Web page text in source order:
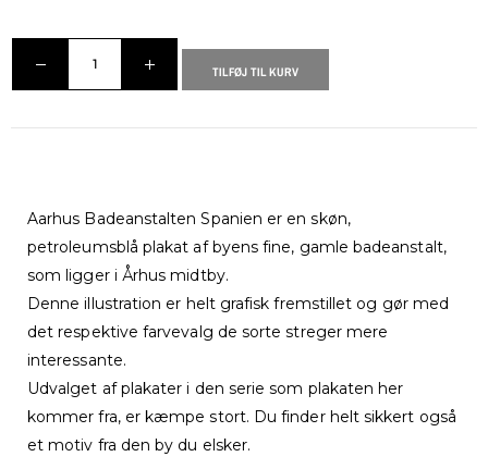
TILFØJ TIL KURV
Aarhus Badeanstalten Spanien er en skøn,
petroleumsblå plakat af byens fine, gamle badeanstalt,
som ligger i Århus midtby.
Denne illustration er helt grafisk fremstillet og gør med
det respektive farvevalg de sorte streger mere
interessante.
Udvalget af plakater i den serie som plakaten her
kommer fra, er kæmpe stort. Du finder helt sikkert også
et motiv fra den by du elsker.